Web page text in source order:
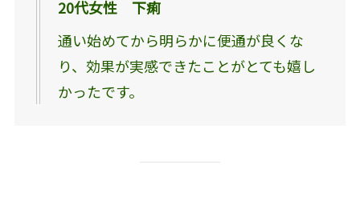
20代女性 下痢
通い始めてから明らかに便通が良くな
り、効果が実感できたことがとても嬉し
かったです。